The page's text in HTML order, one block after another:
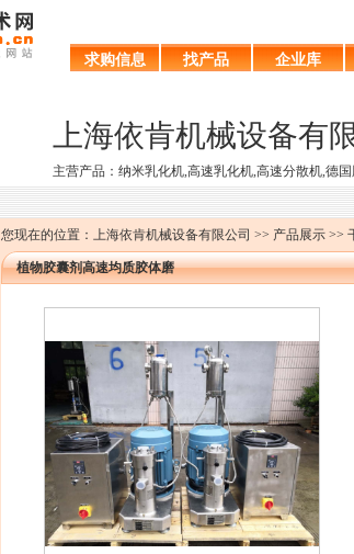
求购信息 找产品 企业库
上海依肯机械设备有
主营产品：纳米乳化机,高速乳化机,高速分散机,德
您现在的位置：上海依肯机械设备有限公司 >> 产品展示 >>
植物胶囊剂高速均质胶体磨